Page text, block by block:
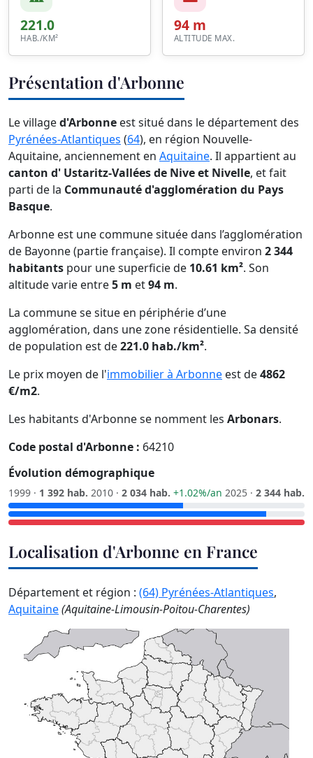
221.0
HAB./KM²
94 m
ALTITUDE MAX.
Présentation d'Arbonne
Le villaged'Arbonne est situé dans le département des
Pyrénées-Atlantiques (64), en région Nouvelle-
Aquitaine, anciennement en Aquitaine. Il appartient au
canton d' Ustaritz-Vallées de Nive et Nivelle, et fait
parti de la Communauté d'agglomération du Pays
Basque.
Arbonne est une commune située dans l’agglomération
de Bayonne (partie française). Il compte environ 2 344
habitants pour une superficie de 10.61 km². Son
altitude varie entre5 m et94 m.
La commune se situe en périphérie d’une
agglomération, dans une zone résidentielle. Sa densité
de population est de221.0 hab./km².
Le prix moyen de l'immobilier à Arbonne est de4862
€/m2.
Les habitants d'Arbonne se nomment les Arbonars.
Code postal d'Arbonne : 64210
Évolution démographique
1999 · 1 392 hab. 2010 · 2 034 hab. +1.02%/an 2025 · 2 344 hab.
Localisation d'Arbonne en France
Département et région : (64) Pyrénées-Atlantiques,
Aquitaine(Aquitaine-Limousin-Poitou-Charentes)